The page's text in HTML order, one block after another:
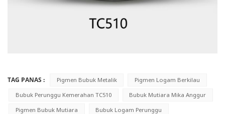
TAG PANAS : Pigmen Bubuk Metalik
Pigmen Logam Berkilau
Bubuk Perunggu Kemerahan TC510
Bubuk Mutiara Mika Anggur
Pigmen Bubuk Mutiara
Bubuk Logam Perunggu